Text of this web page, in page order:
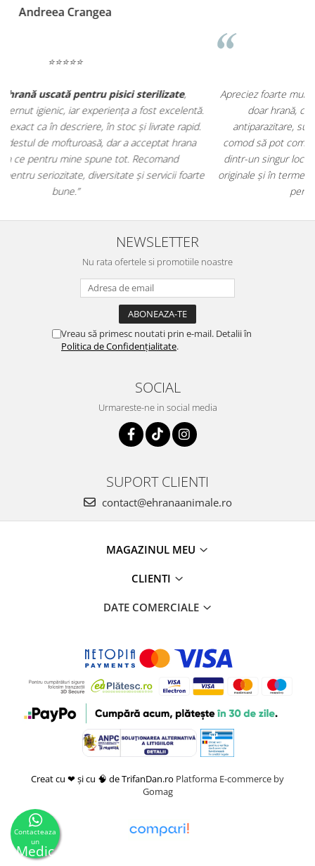
Madalina Stancea
Apreciez foarte mult faptul că peehranaanimale.rogăsesc nu
doar hrană, ci și produse dinfarmacia veterinară:
antiparazitare, suplimente și soluții de îngrijire. Este foarte
comod să pot comanda tot ce am nevoie pentru animalul meu
dintr-un singur loc. Livrarea a fost rapidă, iar produsele au fost
originale și în termen. Magazin serios, bine organizat și foarte util
NEWSLETTER
Nu rata ofertele si promotiile noastre
Vreau să primesc noutati prin e-mail. Detalii în
Politica de Confidențialitate.
SOCIAL
Urmareste-ne in social media
SUPORT CLIENTI
contact@ehranaanimale.ro
MAGAZINUL MEU
CLIENTI
DATE COMERCIALE
Creat cu ❤ și cu 🧠 de TrifanDan.ro Platforma E-commerce by
Gomag
Contacteaza
un
Medic